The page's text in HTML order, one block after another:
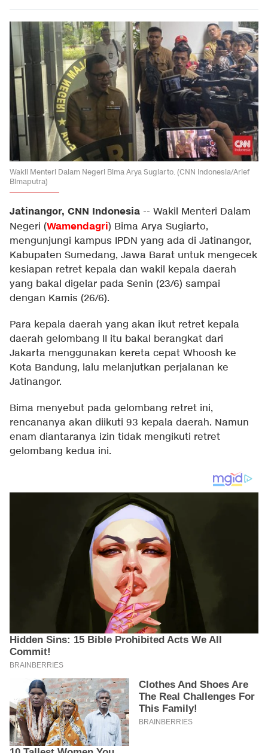
Wakil Menteri Dalam Negeri Bima Arya Sugiarto. (CNN Indonesia/Arief
Bimaputra)
Jatinangor, CNN Indonesia -- Wakil Menteri Dalam
Negeri (Wamendagri) Bima Arya Sugiarto,
mengunjungi kampus IPDN yang ada di Jatinangor,
Kabupaten Sumedang, Jawa Barat untuk mengecek
kesiapan retret kepala dan wakil kepala daerah
yang bakal digelar pada Senin (23/6) sampai
dengan Kamis (26/6).
Para kepala daerah yang akan ikut retret kepala
daerah gelombang II itu bakal berangkat dari
Jakarta menggunakan kereta cepat Whoosh ke
Kota Bandung, lalu melanjutkan perjalanan ke
Jatinangor.
Bima menyebut pada gelombang retret ini,
rencananya akan diikuti 93 kepala daerah. Namun
enam diantaranya izin tidak mengikuti retret
gelombang kedua ini.